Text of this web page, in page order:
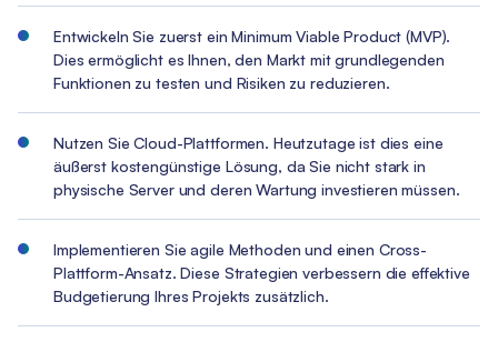
Entwickeln Sie zuerst ein Minimum Viable Product (MVP).
Dies ermöglicht es Ihnen, den Markt mit grundlegenden
Funktionen zu testen und Risiken zu reduzieren.
Nutzen Sie Cloud-Plattformen. Heutzutage ist dies eine
äußerst kostengünstige Lösung, da Sie nicht stark in
physische Server und deren Wartung investieren müssen.
Implementieren Sie agile Methoden und einen Cross-
Plattform-Ansatz. Diese Strategien verbessern die effektive
Budgetierung Ihres Projekts zusätzlich.